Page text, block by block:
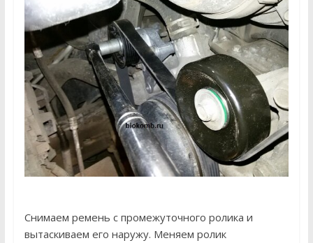
Снимаем ремень с промежуточного ролика и
вытаскиваем его наружу. Меняем ролик